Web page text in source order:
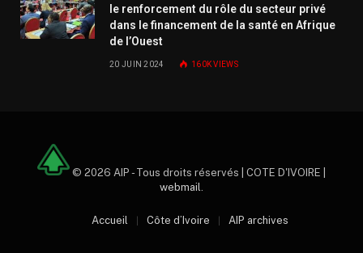
le renforcement du rôle du secteur privé
dans le financement de la santé en Afrique
de l’Ouest
20 JUIN 2024 160KVIEWS
© 2026 AIP - Tous droits réservés | COTE D'IVOIRE |
webmail.
Accueil Côte d’Ivoire AIP archives